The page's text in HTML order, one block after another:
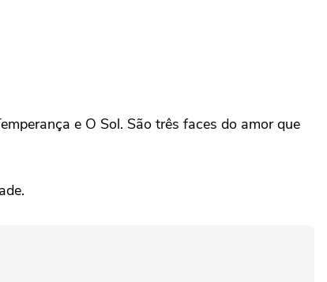
e O Sol. São três faces do amor que